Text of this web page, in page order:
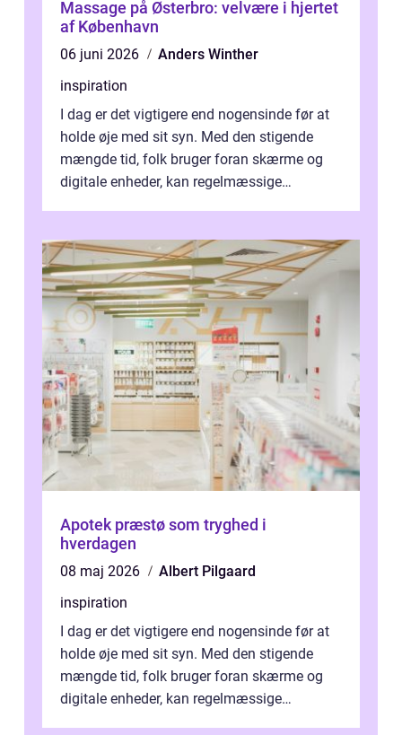
Massage på Østerbro: velvære i hjertet
af København
06 juni 2026
Anders Winther
inspiration
I dag er det vigtigere end nogensinde før at
holde øje med sit syn. Med den stigende
mængde tid, folk bruger foran skærme og
digitale enheder, kan regelmæssige
Apotek præstø som tryghed i
hverdagen
08 maj 2026
Albert Pilgaard
inspiration
I dag er det vigtigere end nogensinde før at
holde øje med sit syn. Med den stigende
mængde tid, folk bruger foran skærme og
digitale enheder, kan regelmæssige